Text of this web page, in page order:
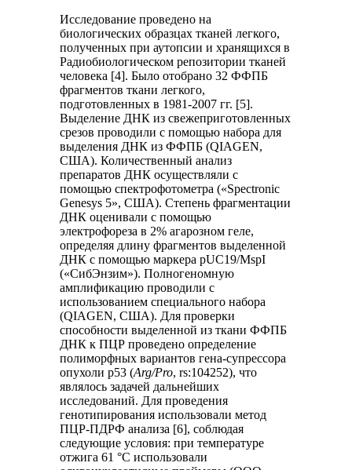
Исследование проведено на
биологических образцах тканей легкого,
полученных при аутопсии и хранящихся в
Радиобиологическом репозитории тканей
человека [4]. Было отобрано 32 ФФПБ
фрагментов ткани легкого,
подготовленных в 1981-2007 гг. [5].
Выделение ДНК из свежеприготовленных
срезов проводили с помощью набора для
выделения ДНК из ФФПБ (QIAGEN,
США). Количественный анализ
препаратов ДНК осуществляли с
помощью спектрофотометра («Spectronic
Genesys 5», США). Степень фрагментации
ДНК оценивали с помощью
электрофореза в 2% агарозном геле,
определяя длину фрагментов выделенной
ДНК с помощью маркера pUC19/MspI
(«СибЭнзим»). Полногеномную
амплификацию проводили с
использованием специального набора
(QIAGEN, США). Для проверки
способности выделенной из ткани ФФПБ
ДНК к ПЦР проведено определение
полиморфных вариантов гена-супрессора
опухоли р53 (Arg/Pro, rs:104252), что
являлось задачей дальнейших
исследований. Для проведения
генотипирования использовали метод
ПЦР-ПДРФ анализа [6], соблюдая
следующие условия: при температуре
отжига 61 °С использовали